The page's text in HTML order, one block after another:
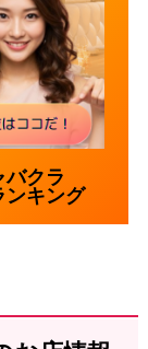
バクラ
ンキング